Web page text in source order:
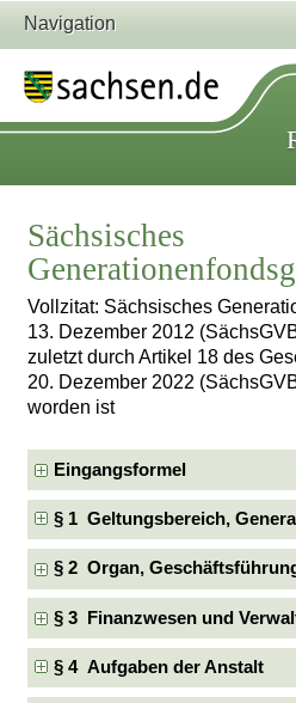
Navigation
Sächsisches
Vollzitat: Sächsisches
13. Dezember 2012
zuletzt durch Artikel 18 des
20. Dezember 2022
worden ist
Eingangsformel
§ 1 Geltungsbereich,
§ 2 Organ,
§ 3 Finanzwesen und
§ 4 Aufgaben der Anstalt